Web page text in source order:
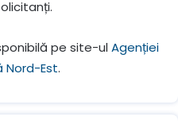
pe site-ulAgenției
Nord-Est.